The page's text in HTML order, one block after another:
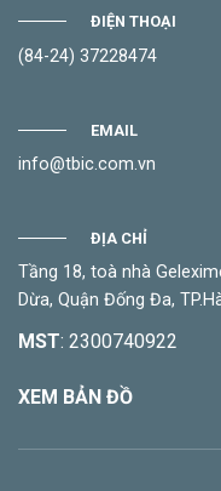
ĐIỆN THOẠI
(84-24) 37228474
EMAIL
info@tbic.com.vn
ĐỊA CHỈ
Tầng 18, toà nhà
Dừa, Quận Đống Đa,
MST: 2300740922
XEM BẢN ĐỒ